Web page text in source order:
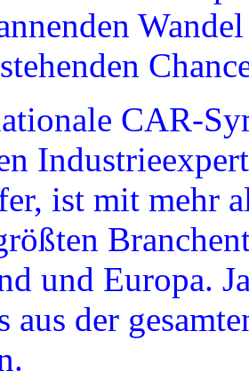
CAR-
ist mit mehr
und Europa.
aus der